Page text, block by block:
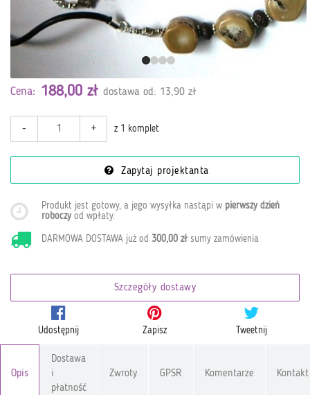
Cena: 188,00 zł dostawa od: 13,90 zł
- + z 1 komplet
Zapytaj projektanta
Produkt jest gotowy, a jego wysyłka nastąpi w pierwszy dzień
roboczy od wpłaty.
DARMOWA DOSTAWA już od300,00 zł sumy zamówienia
Szczegóły dostawy
Udostępnij Zapisz Tweetnij
Opis
Dostawa
i
płatność
Zwroty GPSR Komentarze Kontakt